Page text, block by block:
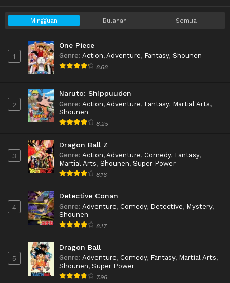
Mingguan Bulanan Semua
1
One Piece
Genre: Action, Adventure, Fantasy, Shounen
8.68
2
Naruto: Shippuuden
Genre: Action, Adventure, Fantasy, Martial Arts,
Shounen
8.25
3
Dragon Ball Z
Genre: Action, Adventure, Comedy, Fantasy,
Martial Arts, Shounen, Super Power
8.16
4
Detective Conan
Genre: Adventure, Comedy, Detective, Mystery,
Shounen
8.17
5
Dragon Ball
Genre: Adventure, Comedy, Fantasy, Martial Arts,
Shounen, Super Power
7.96